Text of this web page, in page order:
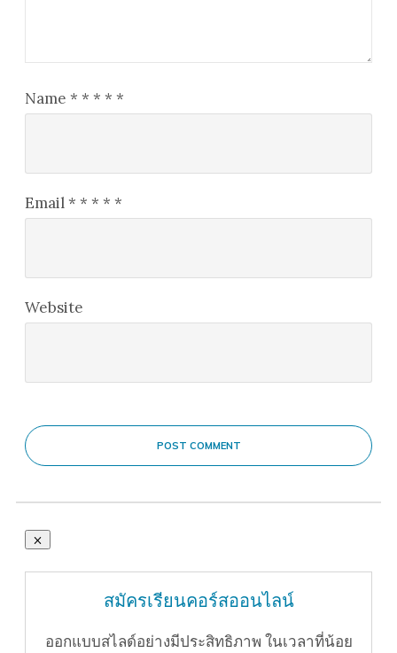
Name * * * * *
Email* * * * *
Website
POST COMMENT
สมัครเรียนคอร์สออนไลน์
ออกแบบสไลด์อย่างมีประสิทธิภาพ ในเวลาที่น้อย